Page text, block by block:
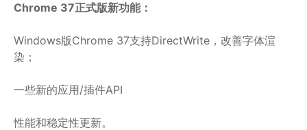
Chrome 37正式版新功能：
Windows版Chrome 37支持DirectWrite，改善字体渲
染；
一些新的应用/插件API
性能和稳定性更新。